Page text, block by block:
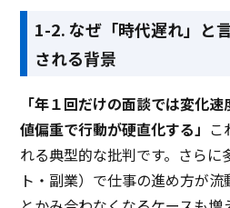
1-2. なぜ「時代遅れ」と
される背景
「年１回だけの面談では変化
値偏重で行動が硬直化する」 ――
れる典型的な批判です。さらに
ト・副業）で仕事の進め方が